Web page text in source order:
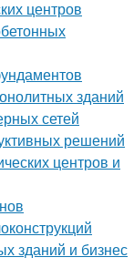
центров
зданий
сетей
решений
центров и
зданий и бизнес